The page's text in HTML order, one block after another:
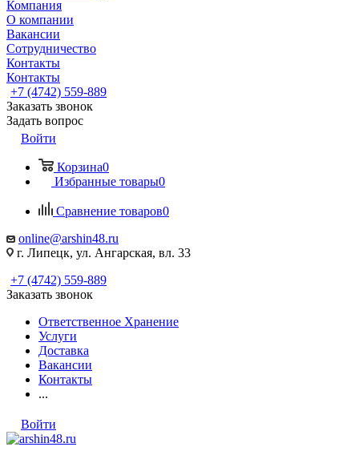
Компания
О компании
Вакансии
Сотрудничество
Контакты
Контакты
+7 (4742) 559-889
Заказать звонок
Задать вопрос
Войти
Корзина0
Избранные товары0
Сравнение товаров0
online@arshin48.ru
г. Липецк, ул. Ангарская, вл. 33
+7 (4742) 559-889
Заказать звонок
Ответственное Хранение
Услуги
Доставка
Вакансии
Контакты
...
Войти